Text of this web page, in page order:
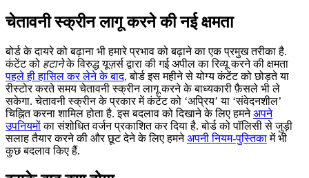
चेतावनी स्क्रीन लागू करने की नई क्षमता
बोर्ड के दायरे को बढ़ाना भी हमारे प्रभाव को बढ़ाने का एक प्रमुख तरीका है.
कंटेंट को हटानेके विरुद्ध यूज़र्स द्वारा की गई अपील का रिव्यू करने की क्षमता
पहले ही हासिल कर लेने के बाद, बोर्ड इस महीने से योग्य कंटेंट को छोड़ते या
रीस्टोर करते समय चेतावनी स्क्रीन लागू करने के बाध्यकारी फ़ैसले भी ले
सकेगा. चेतावनी स्क्रीन के प्रकार में कंटेंट को ‘अप्रिय’ या ‘संवेदनशील’
चिह्नित करना शामिल होता है. इस बदलाव को दिखाने के लिए हमनेअपने
उपनियमोंका संशोधित वर्जन प्रकाशित कर दिया है. बोर्ड को पॉलिसी से जुड़ी
सलाह तैयार करने की और छूट देने के लिए हमनेअपनी नियम-पुस्तिकामें भी
कुछ बदलाव किए हैं.